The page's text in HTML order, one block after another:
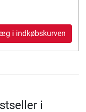
i indkøbskurven
i